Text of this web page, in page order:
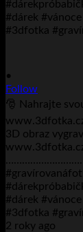
•
Follow
🎅 Nahrajte
3D obraz
#dárek
#3dfotka
2 roky ago